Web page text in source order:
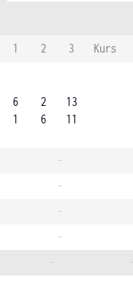
1 2 3
Kurs
6
1
2
6
13
11
-
-
-
-
-